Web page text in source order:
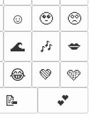
☺️ 🥹
🥺
🌊 🎶
💋
😂 💚
🩵
📝 💕